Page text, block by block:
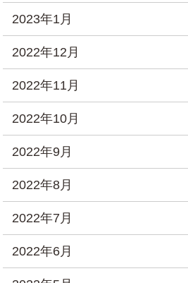
2023年1月
2022年12月
2022年11月
2022年10月
2022年9月
2022年8月
2022年7月
2022年6月